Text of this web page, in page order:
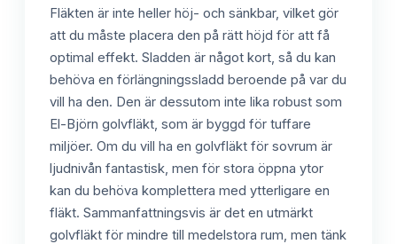
Fläkten är inte heller höj- och sänkbar, vilket gör
att du måste placera den på rätt höjd för att få
optimal effekt. Sladden är något kort, så du kan
behöva en förlängningssladd beroende på var du
vill ha den. Den är dessutom inte lika robust som
El-Björn golvfläkt, som är byggd för tuffare
miljöer. Om du vill ha en golvfläkt för sovrum är
ljudnivån fantastisk, men för stora öppna ytor
kan du behöva komplettera med ytterligare en
fläkt. Sammanfattningsvis är det en utmärkt
golvfläkt för mindre till medelstora rum, men tänk